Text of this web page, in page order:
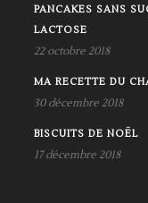
PANCAKES SANS
LACTOSE
22 octobre 2018
MA RECETTE DU
30 décembre 2018
BISCUITS DE NOËL
17 décembre 2018